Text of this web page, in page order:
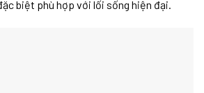
biệt phù hợp với lối sống hiện đại.